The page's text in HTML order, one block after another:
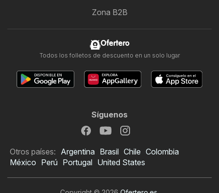
Zona B2B
Ofertero
Todos los folletos de descuento en un solo lugar
Síguenos
Otros países: Argentina Brasil Chile Colombia
México Perú Portugal United States